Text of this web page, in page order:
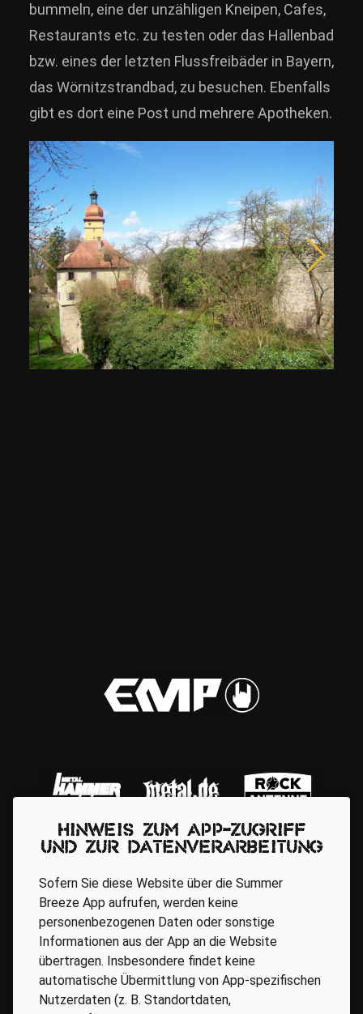
Media
Kontakt
BARRIEREFREIHEIT
ONLINE
Rückblicke
Galerien
bummeln, eine der unzähligen Kneipen, Cafes,
Restaurants etc. zu testen oder das Hallenbad
bzw. eines der letzten Flussfreibäder in Bayern,
das Wörnitzstrandbad, zu besuchen. Ebenfalls
gibt es dort eine Post und mehrere Apotheken.
Regionale Partner
Hinweis zum App-Zugriff
und zur Datenverarbeitung
Sofern Sie diese Website über die Summer
Breeze App aufrufen, werden keine
personenbezogenen Daten oder sonstige
Informationen aus der App an die Website
übertragen. Insbesondere findet keine
automatische Übermittlung von App-spezifischen
Nutzerdaten (z. B. Standortdaten,